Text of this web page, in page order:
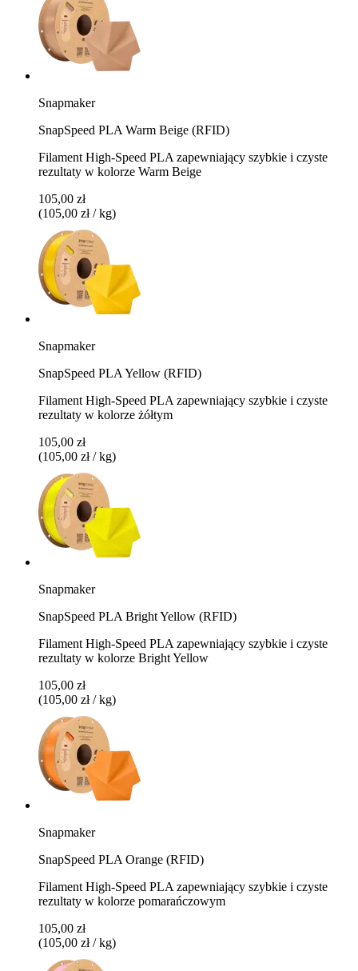
Snapmaker
SnapSpeed PLA Warm Beige (RFID)
Filament High-Speed PLA zapewniający szybkie i czyste
rezultaty w kolorze Warm Beige
105,00 zł
(105,00 zł / kg)
Snapmaker
SnapSpeed PLA Yellow (RFID)
Filament High-Speed PLA zapewniający szybkie i czyste
rezultaty w kolorze żółtym
105,00 zł
(105,00 zł / kg)
Snapmaker
SnapSpeed PLA Bright Yellow (RFID)
Filament High-Speed PLA zapewniający szybkie i czyste
rezultaty w kolorze Bright Yellow
105,00 zł
(105,00 zł / kg)
Snapmaker
SnapSpeed PLA Orange (RFID)
Filament High-Speed PLA zapewniający szybkie i czyste
rezultaty w kolorze pomarańczowym
105,00 zł
(105,00 zł / kg)